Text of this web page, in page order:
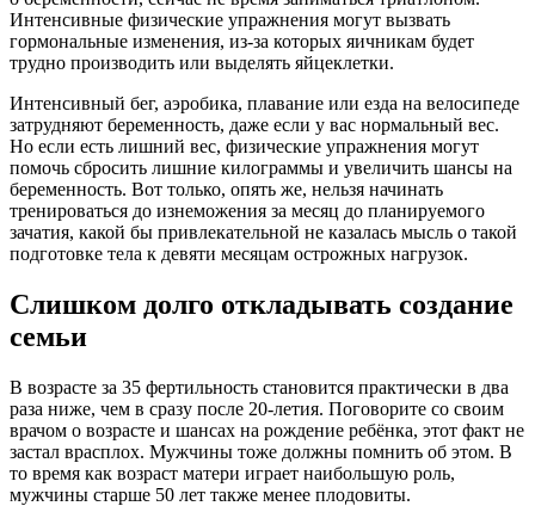
Интенсивные физические упражнения могут вызвать
гормональные изменения, из-за которых яичникам будет
трудно производить или выделять яйцеклетки.
Интенсивный бег, аэробика, плавание или езда на велосипеде
затрудняют беременность, даже если у вас нормальный вес.
Но если есть лишний вес, физические упражнения могут
помочь сбросить лишние килограммы и увеличить шансы на
беременность. Вот только, опять же, нельзя начинать
тренироваться до изнеможения за месяц до планируемого
зачатия, какой бы привлекательной не казалась мысль о такой
подготовке тела к девяти месяцам острожных нагрузок.
Слишком долго откладывать создание
семьи
В возрасте за 35 фертильность становится практически в два
раза ниже, чем в сразу после 20-летия. Поговорите со своим
врачом о возрасте и шансах на рождение ребёнка, этот факт не
застал врасплох. Мужчины тоже должны помнить об этом. В
то время как возраст матери играет наибольшую роль,
мужчины старше 50 лет также менее плодовиты.